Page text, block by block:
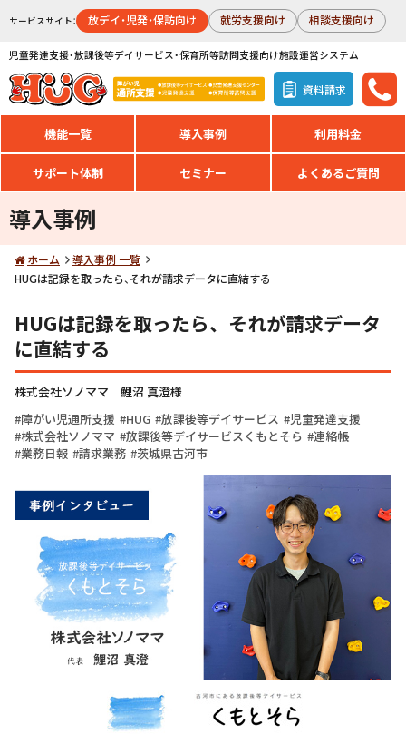
サービスサイト： 放デイ・児発・保訪向け 就労支援向け 相談支援向け
児童発達支援・放課後等デイサービス・保育所等訪問支援向け施設運営システム
資料請求
機能一覧 導入事例 利用料金
サポート体制 セミナー よくあるご質問
導入事例
ホーム
導入事例 一覧
HUGは記録を取ったら、それが請求データに直結する
HUGは記録を取ったら、それが請求データ
に直結する
株式会社ソノママ 鯉沼 真澄様
障がい児通所支援
HUG 放課後等デイサービス
児童発達支援
株式会社ソノママ
放課後等デイサービスくもとそら
連絡帳
業務日報
請求業務 茨城県古河市